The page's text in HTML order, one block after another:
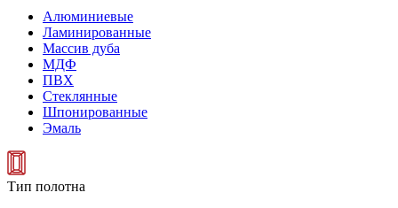
Алюминиевые
Ламинированные
Массив дуба
МДФ
ПВХ
Стеклянные
Шпонированные
Эмаль
Тип полотна